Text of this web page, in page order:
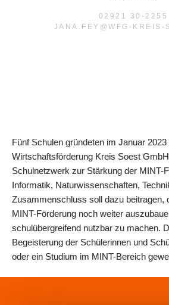
02921 30-2255
JANA.FEY@WFG-KREIS-
Fünf Schulen gründeten im Januar
Wirtschaftsförderung Kreis Soest
Schulnetzwerk zur Stärkung der MINT-
Informatik, Naturwissenschaften,
Zusammenschluss soll dazu beitragen,
MINT-Förderung noch weiter
schulübergreifend nutzbar zu machen.
Begeisterung der Schülerinnen und
oder ein Studium im MINT-Bereich